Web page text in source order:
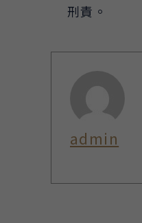
刑責。
admin